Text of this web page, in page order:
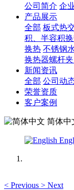
公司简介 企
产品展示
全部 板式热
积、半容积
换热 不锈钢
换热器螺杆
新闻资讯
全部 公司动
荣誉资质
客户案例
简体中
< Previous > Next